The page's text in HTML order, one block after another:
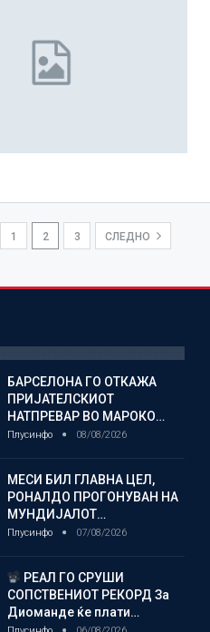
1 2 3 СЛЕДНО
БАРСЕЛОНА ГО ОТКАЖА
ПРИЈАТЕЛСКИОТ
НАТПРЕВАР ВО МАРОКО…
Плусинфо 08/08/2026
МЕСИ БИЛ ГЛАВНА ЦЕЛ,
РОНАЛДО ПРОГОНУВАН НА
МУНДИЈАЛОТ…
Плусинфо 07/08/2026
РЕАЛ ГО СРУШИ
СОПСТВЕНИОТ РЕКОРД За
Диоманде ќе плати…